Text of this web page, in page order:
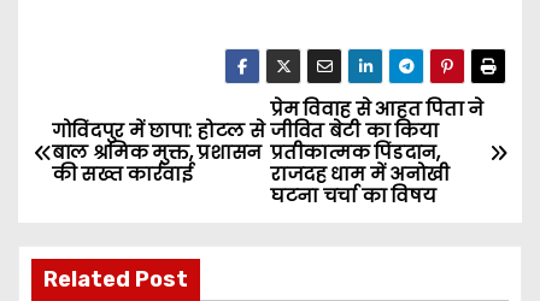
P
o
t
प्रेम विवाह से आहत पिता ने
जीवित बेटी का किया
प्रतीकात्मक पिंडदान,
राजदह धाम में अनोखी
घटना चर्चा का विषय
गोविंदपुर में छापा: होटल से
बाल श्रमिक मुक्त, प्रशासन
की सख्त कार्रवाई
Related Post